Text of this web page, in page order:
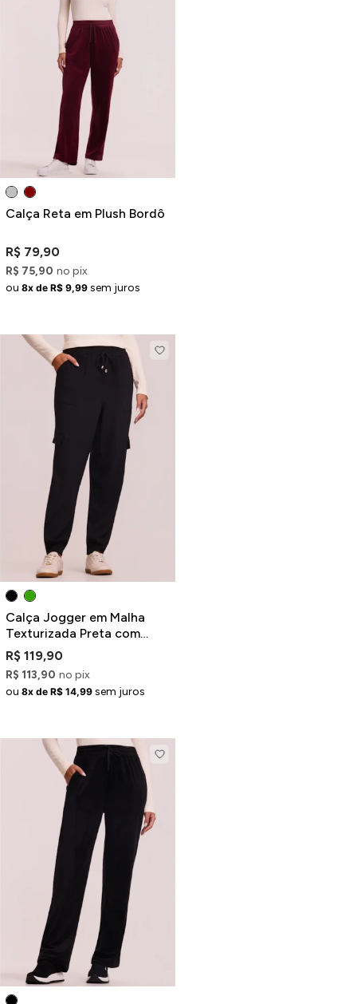
Calça Reta em Plush Bordô
R$ 79,90
R$ 75,90 no pix
ou 8x de R$ 9,99 sem juros
Calça Jogger em Malha
Texturizada Preta com
Bolso Cargo
R$ 119,90
R$ 113,90 no pix
ou 8x de R$ 14,99 sem juros